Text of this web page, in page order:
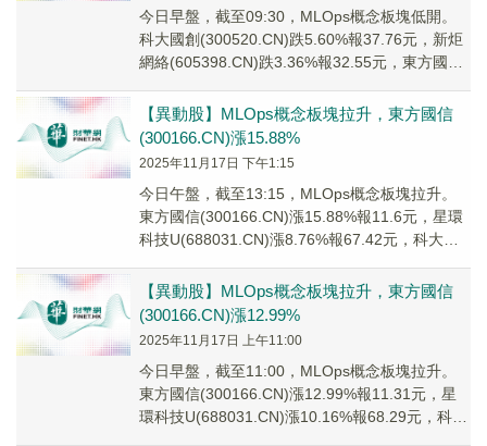
今日早盤，截至09:30，MLOps概念板塊低開。
科大國創(300520.CN)跌5.60%報37.76元，新炬
網絡(605398.CN)跌3.36%報32.55元，東方國信
【異動股】MLOps概念板塊拉升，東方國信
(300166.CN)漲15.88%
2025年11月17日 下午1:15
今日午盤，截至13:15，MLOps概念板塊拉升。
東方國信(300166.CN)漲15.88%報11.6元，星環
科技U(688031.CN)漲8.76%報67.42元，科大國
【異動股】MLOps概念板塊拉升，東方國信
(300166.CN)漲12.99%
2025年11月17日 上午11:00
今日早盤，截至11:00，MLOps概念板塊拉升。
東方國信(300166.CN)漲12.99%報11.31元，星
環科技U(688031.CN)漲10.16%報68.29元，科大